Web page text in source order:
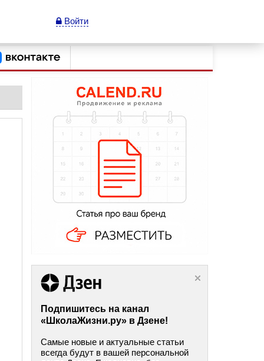
Войти
Подпишитесь на канал
«ШколаЖизни.ру» в Дзене!
Самые новые и актуальные статьи
всегда будут в вашей персональной